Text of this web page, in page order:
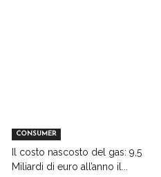
CONSUMER
Il costo nascosto del gas: 9,5
Miliardi di euro all’anno il...